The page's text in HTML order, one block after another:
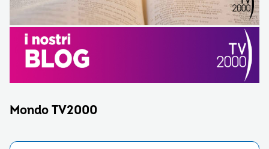
Mondo TV2000